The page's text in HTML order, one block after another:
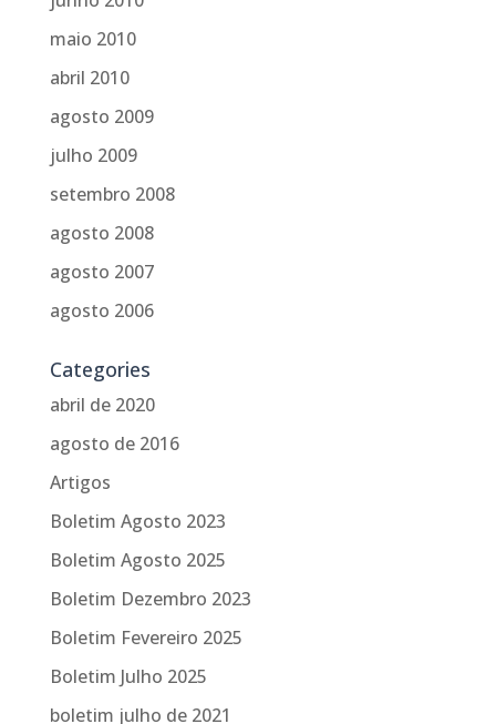
maio 2010
abril 2010
agosto 2009
julho 2009
setembro 2008
agosto 2008
agosto 2007
agosto 2006
Categories
abril de 2020
agosto de 2016
Artigos
Boletim Agosto 2023
Boletim Agosto 2025
Boletim Dezembro 2023
Boletim Fevereiro 2025
Boletim Julho 2025
boletim julho de 2021